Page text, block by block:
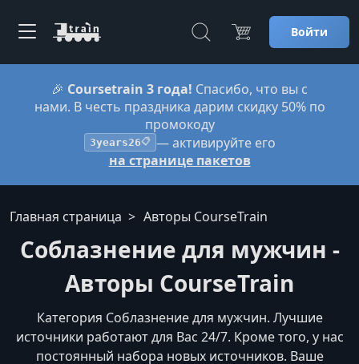
Войти
🎉 Coursetrain 3 года! Спасибо, что вы с
нами. В честь праздника дарим скидку 50% по
промокоду
3years26📋 — активируйте его
на странице пакетов
Главная страница Авторы CourseTrain
Соблазнение для мужчин -
Авторы CourseTrain
Категория Соблазнение для мужчин. Лучшие
источники работают для Вас 24/7. Кроме того, у нас
постоянный набора новых источников. Ваше